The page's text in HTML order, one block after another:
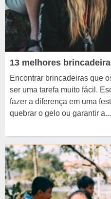
13 melhores
Encontrar brincadeiras que
ser uma tarefa muito fácil.
fazer a diferença em uma
quebrar o gelo ou garantir a...